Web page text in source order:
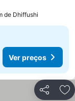
de Dhiffushi
Ver preços
Partilhar